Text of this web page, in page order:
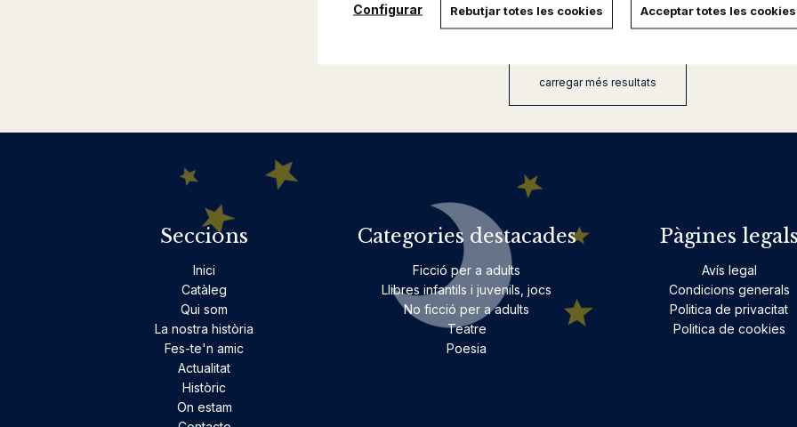
carregar més resultats
Seccions
Inici
Catàleg
Qui som
La nostra història
Fes-te'n amic
Actualitat
Històric
On estam
Categories destacades
Ficció per a adults
Llibres infantils i juvenils, jocs
No ficció per a adults
Teatre
Poesia
Pàgines legals
Avís legal
Condicions generals
Politica de privacitat
Politica de cookies
Configurar Rebutjar totes les cookies Acceptar totes les cookies